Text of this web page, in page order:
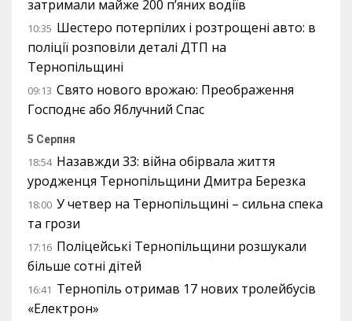
затримали майже 200 п’яних водіїв
10:35 Шестеро потерпілих і розтрощені авто: в
поліції розповіли деталі ДТП на
Тернопільщині
09:13 Свято нового врожаю: Преображення
Господнє або Яблучний Спас
5 Серпня
18:54 Назавжди 33: війна обірвала життя
уродженця Тернопільщини Дмитра Березка
18:00 У четвер на Тернопільщині – сильна спека
та грози
17:16 Поліцейські Тернопільщини розшукали
більше сотні дітей
16:41 Тернопіль отримав 17 нових тролейбусів
«Електрон»